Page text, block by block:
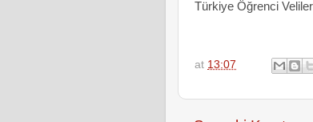
Türkiye Öğrenci
at 13:07